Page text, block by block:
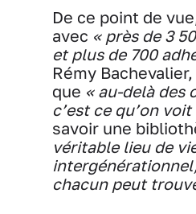
De ce point de
avec « près de 3
et plus de 700
Rémy
que « au-delà des
c’est ce qu’on
savoir une
véritable lieu de
chacun peut